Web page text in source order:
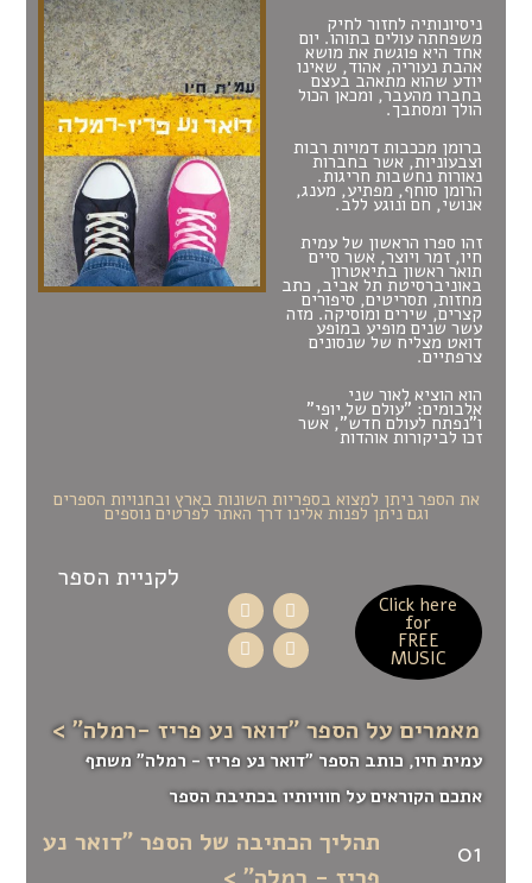
ניסיונותיה לחזור לחיק
משפחתה עולים בתוהו. יום
אחד היא פוגשת את מושא
אהבת נעוריה, אהוד, שאינו
יודע שהוא מתאהב בעצם
בחברו מהעבר, ומכאן הכול
הולך ומסתבך.
ברומן מככבות דמויות רבות
וצבעוניות, אשר בחברות
נאורות נחשבות חריגות.
הרומן סוחף, מפתיע, מענג,
אנושי, חם ונוגע ללב.
זהו ספרו הראשון של עמית
חיו, זמר ויוצר, אשר סיים
תואר ראשון בתיאטרון
באוניברסיטת תל אביב, כתב
מחזות, תסריטים, סיפורים
קצרים, שירים ומוסיקה. מזה
עשר שנים מופיע במופע
דואט מצליח של שנסונים
צרפתיים.
הוא הוציא לאור שני
אלבומים: "עולם של יופי"
ו"נפתח לעולם חדש", אשר
זכו לביקורות אוהדות
את הספר ניתן למצוא בספריות השונות בארץ ובחנויות הספרים
וגם ניתן לפנות אלינו דרך האתר לפרטים נוספים
Click here
for
FREE
MUSIC
לקניית הספר
מאמרים על הספר "דואר נע פריז -רמלה" >
עמית חיו, כותב הספר "דואר נע פריז - רמלה" משתף
אתכם הקוראים על חוויותיו בכתיבת הספר
01
תהליך הכתיבה של הספר "דואר נע